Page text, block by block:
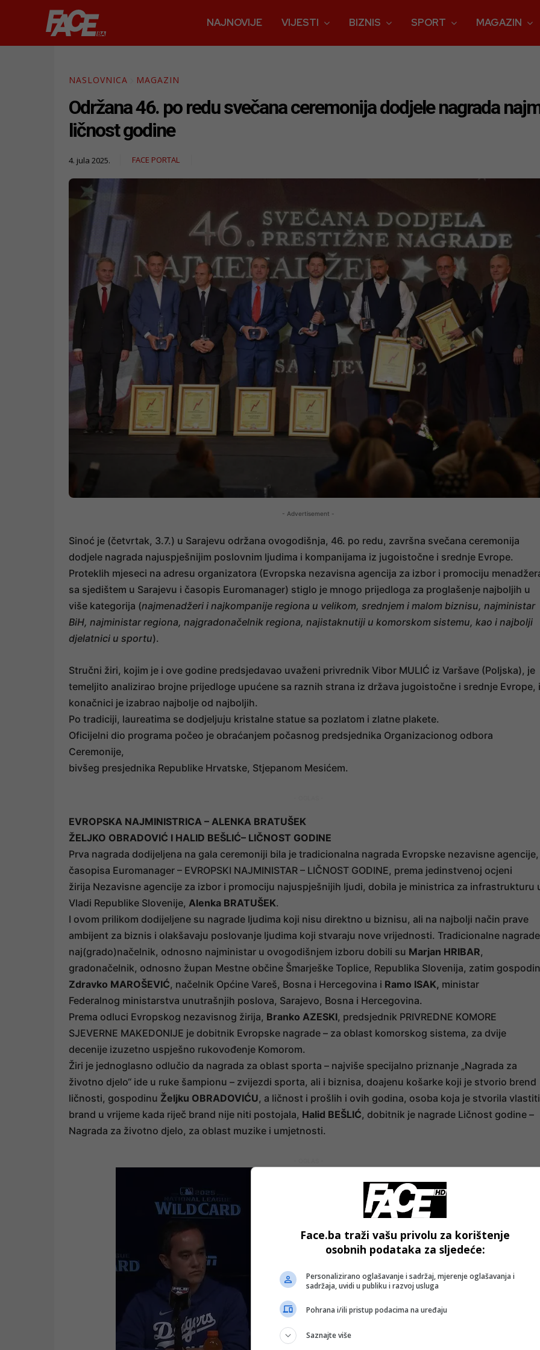
NAJNOVIJE VIJESTI BIZNIS SPORT MAGAZIN
NASLOVNICA MAGAZIN
Održana 46. po redu svečana ceremonija dodjele nagrada
ličnost godine
4. jula 2025. FACE PORTAL
- Advertisement -
Sinoć je (četvrtak, 3.7.) u Sarajevu održana ovogodišnja, 46. po redu, završna svečana ceremonija
dodjele nagrada najuspješnijim poslovnim ljudima i kompanijama iz jugoistočne i srednje Evrope.
Proteklih mjeseci na adresu organizatora (Evropska nezavisna agencija za izbor i promociju
sa sjedištem u Sarajevu i časopis Euromanager) stiglo je mnogo prijedloga za proglašenje najboljih u
više kategorija (najmenadžeri i najkompanije regiona u velikom, srednjem i malom biznisu, najministar
BiH, najministar regiona, najgradonačelnik regiona, najistaknutiji u komorskom sistemu, kao i najbolji
djelatnici u sportu).
Stručni žiri, kojim je i ove godine predsjedavao uvaženi privrednik Vibor MULIĆ iz Varšave (Poljska), je
temeljito analizirao brojne prijedloge upućene sa raznih strana iz država jugoistočne i srednje Evrope, i
konačnici je izabrao najbolje od najboljih.
Po tradiciji, laureatima se dodjeljuju kristalne statue sa pozlatom i zlatne plakete.
Oficijelni dio programa počeo je obraćanjem počasnog predsjednika Organizacionog odbora
Ceremonije,
bivšeg presjednika Republike Hrvatske, Stjepanom Mesićem.
EVROPSKA NAJMINISTRICA – ALENKA BRATUŠEK
ŽELJKO OBRADOVIĆ I HALID BEŠLIĆ– LIČNOST GODINE
Prva nagrada dodijeljena na gala ceremoniji bila je tradicionalna nagrada Evropske nezavisne
časopisa Euromanager – EVROPSKI NAJMINISTAR – LIČNOST GODINE, prema jedinstvenoj ocjeni
žirija Nezavisne agencije za izbor i promociju najuspješnijih ljudi, dobila je ministrica za infrastrukturu
Vladi Republike Slovenije, Alenka BRATUŠEK.
I ovom prilikom dodijeljene su nagrade ljudima koji nisu direktno u biznisu, ali na najbolji način prave
ambijent za biznis i olakšavaju poslovanje ljudima koji stvaraju nove vrijednosti. Tradicionalne nagrade
naj(grado)načelnik, odnosno najministar u ovogodišnjem izboru dobili su Marjan HRIBAR,
gradonačelnik, odnosno župan Mestne občine Šmarješke Toplice, Republika Slovenija, zatim gospodin
Zdravko MAROŠEVIĆ, načelnik Općine Vareš, Bosna i Hercegovina i Ramo ISAK, ministar
Federalnog ministarstva unutrašnjih poslova, Sarajevo, Bosna i Hercegovina.
Prema odluci Evropskog nezavisnog žirija, Branko AZESKI, predsjednik PRIVREDNE KOMORE
SJEVERNE MAKEDONIJE je dobitnik Evropske nagrade – za oblast komorskog sistema, za dvije
decenije izuzetno uspješno rukovođenje Komorom.
Žiri je jednoglasno odlučio da nagrada za oblast sporta – najviše specijalno priznanje „Nagrada za
životno djelo“ ide u ruke šampionu – zvijezdi sporta, ali i biznisa, doajenu košarke koji je stvorio brend
ličnosti, gospodinu Željku OBRADOVIĆU, a ličnost i prošlih i ovih godina, osoba koja je stvorila vlastiti
brand u vrijeme kada riječ brand nije niti postojala, Halid BEŠLIĆ, dobitnik je nagrade Ličnost godine –
Nagrada za životno djelo, za oblast muzike i umjetnosti.
Face.ba traži vašu privolu za korištenje
osobnih podataka za sljedeće:
Personalizirano oglašavanje i sadržaj, mjerenje oglašavanja i
sadržaja, uvidi u publiku i razvoj usluga
Pohrana i/ili pristup podacima na uređaju
Saznajte više